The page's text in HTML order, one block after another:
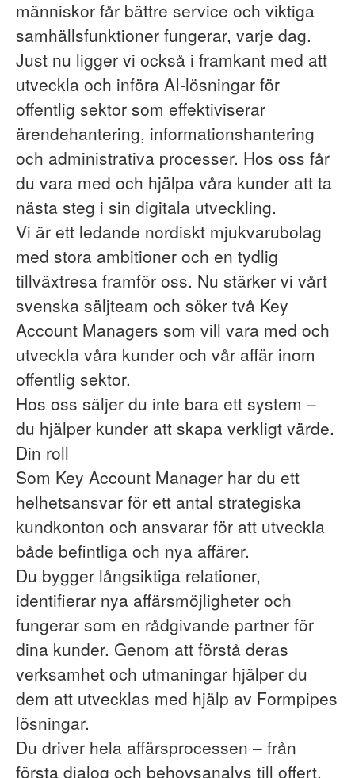
människor får bättre service och viktiga
samhällsfunktioner fungerar, varje dag.
Just nu ligger vi också i framkant med att
utveckla och införa AI-lösningar för
offentlig sektor som effektiviserar
ärendehantering, informationshantering
och administrativa processer. Hos oss får
du vara med och hjälpa våra kunder att ta
nästa steg i sin digitala utveckling.
Vi är ett ledande nordiskt mjukvarubolag
med stora ambitioner och en tydlig
tillväxtresa framför oss. Nu stärker vi vårt
svenska säljteam och söker två Key
Account Managers som vill vara med och
utveckla våra kunder och vår affär inom
offentlig sektor.
Hos oss säljer du inte bara ett system –
du hjälper kunder att skapa verkligt värde.
Din roll
Som Key Account Manager har du ett
helhetsansvar för ett antal strategiska
kundkonton och ansvarar för att utveckla
både befintliga och nya affärer.
Du bygger långsiktiga relationer,
identifierar nya affärsmöjligheter och
fungerar som en rådgivande partner för
dina kunder. Genom att förstå deras
verksamhet och utmaningar hjälper du
dem att utvecklas med hjälp av Formpipes
lösningar.
Du driver hela affärsprocessen – från
första dialog och behovsanalys till offert,